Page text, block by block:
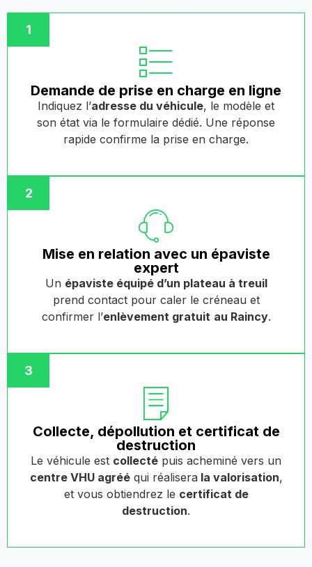
1
Demande de prise en charge en ligne
Indiquez l’adresse du véhicule, le modèle et
son état via le formulaire dédié. Une réponse
rapide confirme la prise en charge.
2
Mise en relation avec un épaviste
expert
Un épaviste équipé d’un plateau à treuil
prend contact pour caler le créneau et
confirmer l’enlèvement gratuit au Raincy.
3
Collecte, dépollution et certificat de
destruction
Le véhicule est collecté puis acheminé vers un
centre VHU agrééqui réalisera la valorisation,
et vous obtiendrez le certificat de
destruction.